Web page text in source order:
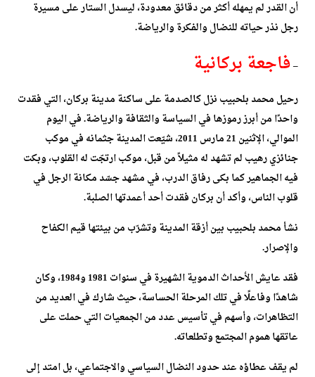
أن القدر لم يمهله أكثر من دقائق معدودة، ليسدل الستار على مسيرة
رجل نذر حياته للنضال والفكرة والرياضة.
–فاجعة بركانية
رحيل محمد بلحبيب نزل كالصدمة على ساكنة مدينة بركان، التي فقدت
واحدًا من أبرز رموزها في السياسة والثقافة والرياضة. في اليوم
الموالي، الإثنين 21 مارس 2011، شيّعت المدينة جثمانه في موكب
جنائزي رهيب لم تشهد له مثيلاً من قبل، موكب ارتجّت له القلوب، وبكت
فيه الجماهير كما بكى رفاق الدرب، في مشهد جسّد مكانة الرجل في
قلوب الناس، وأكد أن بركان فقدت أحد أعمدتها الصلبة.
نشأ محمد بلحبيب بين أزقة المدينة وتشرّب من بيئتها قيم الكفاح
والإصرار.
فقد عايش الأحداث الدموية الشهيرة في سنوات 1981 و1984، وكان
شاهدًا وفاعلًا في تلك المرحلة الحساسة، حيث شارك في العديد من
التظاهرات، وأسهم في تأسيس عدد من الجمعيات التي حملت على
عاتقها هموم المجتمع وتطلعاته.
لم يقف عطاؤه عند حدود النضال السياسي والاجتماعي، بل امتد إلى